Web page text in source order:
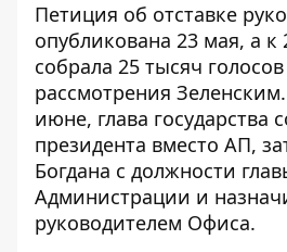
Петиция об отставке
опубликована 23 мая, а
собрала 25 тысяч
рассмотрения
июне, глава государства
президента вместо АП,
Богдана с должности
Администрации и
руководителем Офиса.